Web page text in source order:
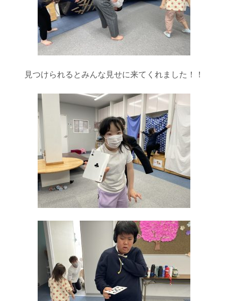
見つけられるとみんな見せに来てくれました！！